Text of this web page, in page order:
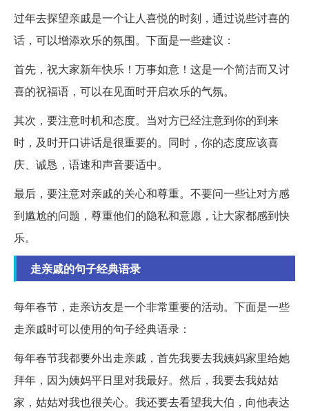
过年去探望亲戚是一个让人喜悦的时刻，通过说些讨喜的
话，可以增添欢乐的氛围。下面是一些建议：
首先，祝大家新年快乐！万事如意！这是一个简洁而又讨
喜的祝福语，可以在见面时开启欢乐的气氛。
其次，要注意时机和态度。当对方已经注意到你的到来
时，及时开口讲话是很重要的。同时，你的态度应该喜
庆、诚恳，语速和声音要适中。
最后，要注意对亲戚的关心和尊重。不要问一些让对方感
到尴尬的问题，尊重他们的隐私和意愿，让大家都感到快
乐。
走亲戚的句子经典语录
每年春节，走亲访友是一个非常重要的活动。下面是一些
走亲戚时可以使用的句子经典语录：
每年春节我都要外出走亲戚，首先我要去我姨妈家里给她
拜年，因为姨妈平日里对我最好。然后，我要去我姑姑
家，姑姑对我也很关心。我还要去看望我大伯，向他表达